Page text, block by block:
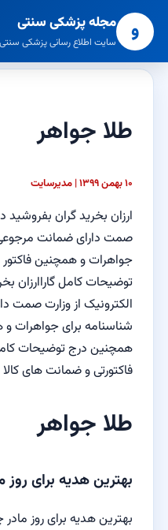
و مجله پزشکی سنتی
سایت اطلاع رسانی پزشکی سنتی
طلا جواهر
۱۰ بهمن ۱۳۹۹ | مدیرسایت
ارزان بخرید گران بفروشید
صمت دارای ضمانت
جواهرات و همچنین
توضیحات کامل گاراارزان
الکترونیک از وزارت صمت
شناسنامه برای جواهرات و
همچنین درج توضیحات
فاکتورتی و ضمانت های کالا
طلا جواهر
بهترین هدیه برای روز
بهترین هدیه برای روز